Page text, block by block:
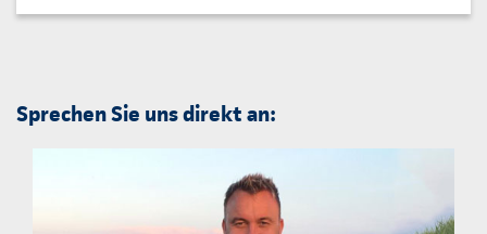
Sprechen Sie uns direkt an: